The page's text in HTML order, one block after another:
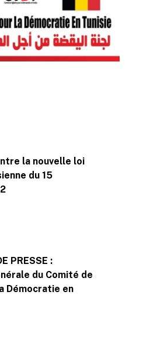
la nouvelle loi
du 15
PRESSE :
du Comité de
Démocratie en